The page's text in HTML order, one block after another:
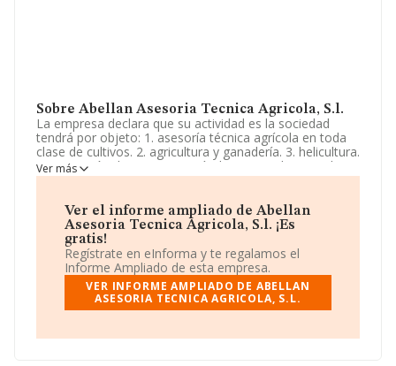
Sobre Abellan Asesoria Tecnica Agricola, S.l.
La empresa declara que su actividad es la sociedad
tendrá por objeto: 1. asesoría técnica agrícola en toda
clase de cultivos. 2. agricultura y ganadería. 3. helicultura.
4. prestación de servicios agrícolas y ganaderos, y de
jardinería. 5. cultivo ecológico de las distintas especies
aparece inscrita en el Registro Mercantil como Sociedad
Limitada. Su CNAE corresponde a 0161 con código
'Actividades de apoyo a la agricultura'. La empresa no
tiene actividad en mercados exteriores.
La sociedad españolaAbellan Asesoría Tecnica
Agrícola, S.L, CIF B30922298, tiene su domicilio social
establecido en Calle Reina Sofia San Cayetano núm. 17,
Ver más
Ver el informe ampliado de Abellan
Asesoria Tecnica Agricola, S.l. ¡Es
gratis!
Regístrate en eInforma y te regalamos el
Informe Ampliado de esta empresa.
VER INFORME AMPLIADO DE ABELLAN
ASESORIA TECNICA AGRICOLA, S.L.